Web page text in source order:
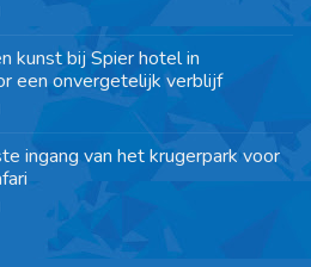
kunst bij Spier hotel in
een onvergetelijk verblijf
ingang van het krugerpark voor